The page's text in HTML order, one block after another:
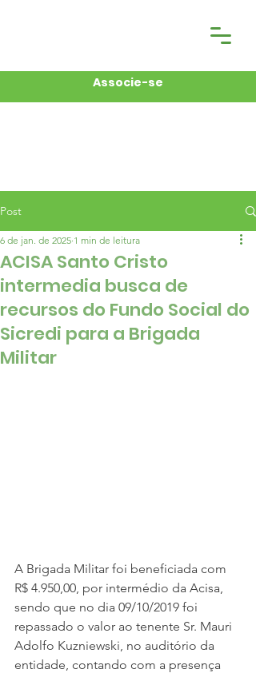
Associe-se
Post
ACISA Santo Cristo
intermedia busca de
recursos do Fundo Social do
Sicredi para a Brigada
Militar
6 de jan. de 2025 1 min de leitura
A Brigada Militar foi beneficiada com
R$ 4.950,00, por intermédio da Acisa,
sendo que no dia 09/10/2019 foi
repassado o valor ao tenente Sr. Mauri
Adolfo Kuzniewski, no auditório da
entidade, contando com a presença